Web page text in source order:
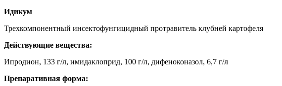
Идикум
Трехкомпонентный инсектофунгицидный протравитель клубней картофеля
Действующие вещества:
Ипродион, 133 г/л, имидаклоприд, 100 г/л, дифеноконазол, 6,7 г/л
Препаративная форма: